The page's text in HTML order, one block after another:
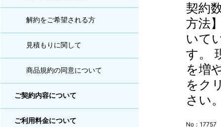
解約をご希望される方
見積もりに関して
商品規約の同意について
ご契約内容について
ご利用料金について
契約
方法
いて
す。
を増
をク
さい
No：17757